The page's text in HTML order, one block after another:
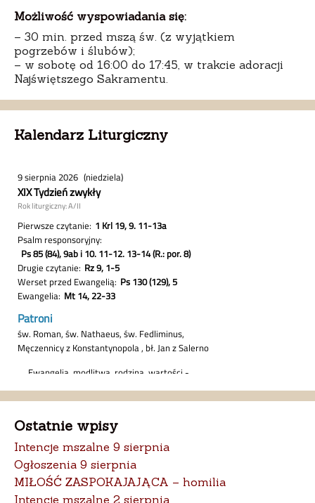
Możliwość wyspowiadania się:
– 30 min. przed mszą św. (z wyjątkiem
pogrzebów i ślubów);
– w sobotę od 16:00 do 17:45, w trakcie adoracji
Najświętszego Sakramentu.
Kalendarz Liturgiczny
Ostatnie wpisy
Intencje mszalne 9 sierpnia
Ogłoszenia 9 sierpnia
MIŁOŚĆ ZASPOKAJAJĄCA – homilia
Intencje mszalne 2 sierpnia